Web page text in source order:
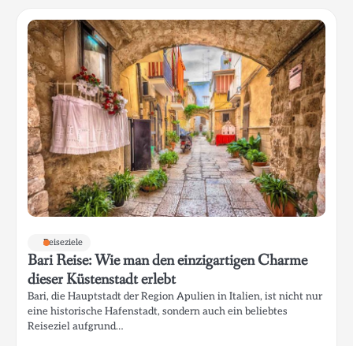
Reiseziele
Bari Reise: Wie man den einzigartigen Charme
dieser Küstenstadt erlebt
Bari, die Hauptstadt der Region Apulien in Italien, ist nicht nur
eine historische Hafenstadt, sondern auch ein beliebtes
Reiseziel aufgrund…